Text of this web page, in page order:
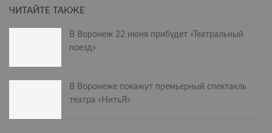
ЧИТАЙТЕ ТАКЖЕ
В Воронеж 22 июня прибудет «Театральный
поезд»
В Воронеже покажут премьерный спектакль
театра «НитьЯ»